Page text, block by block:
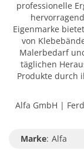
professionelle
Eigenmarke
von
Malerbedarf
täglichen
Produkte durch
Alfa GmbH |
Marke: Alfa